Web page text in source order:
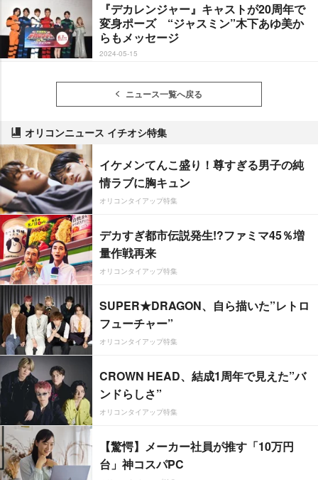
『デカレンジャー』キャストが20周年で
変身ポーズ “ジャスミン”木下あゆ美か
らもメッセージ
2024-05-15
ニュース一覧へ戻る
オリコンニュース イチオシ特集
イケメンてんこ盛り！尊すぎる男子の純
情ラブに胸キュン
オリコンタイアップ特集
デカすぎ都市伝説発生!?ファミマ45％増
量作戦再来
オリコンタイアップ特集
SUPER★DRAGON、自ら描いた”レトロ
フューチャー”
オリコンタイアップ特集
CROWN HEAD、結成1周年で見えた”バ
ンドらしさ”
オリコンタイアップ特集
【驚愕】メーカー社員が推す「10万円
台」神コスパPC